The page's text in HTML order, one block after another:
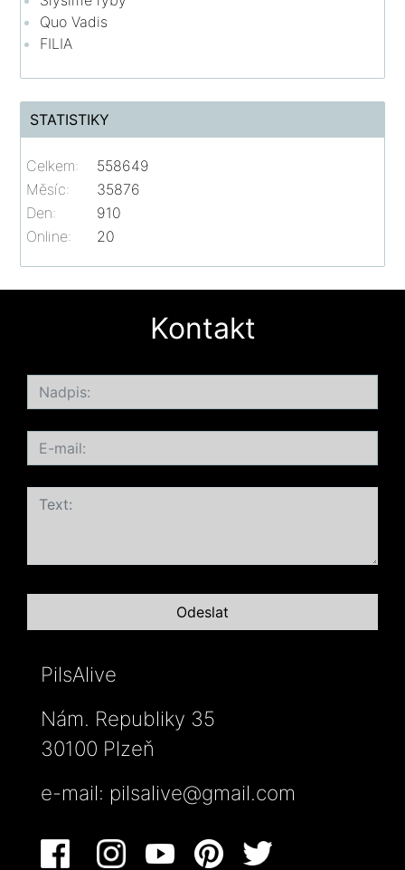
Quo Vadis
FILIA
STATISTIKY
Online: 20
Celkem:
558649
Měsíc:
35876
Den:
910
Kontakt
PilsAlive
Nám. Republiky 35
30100 Plzeň
e-mail: pilsalive@gmail.com